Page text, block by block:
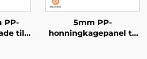
PP-
til
5mm PP-
honningkagepanel til